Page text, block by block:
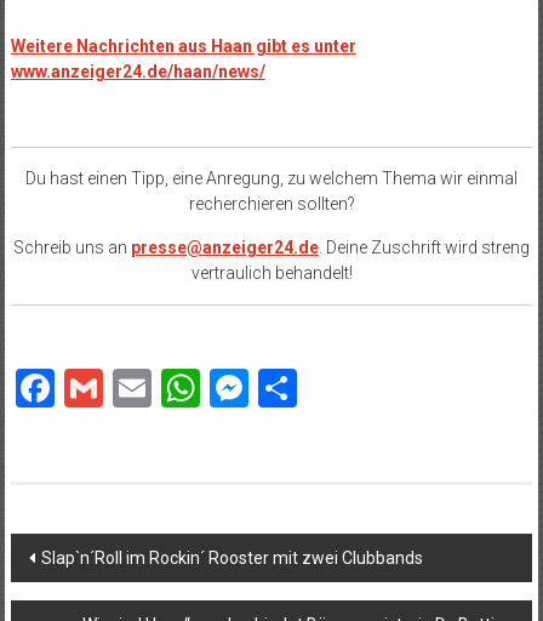
Weitere Nachrichten aus Haan gibt es unter
www.anzeiger24.de/haan/news/
Du hast einen Tipp, eine Anregung, zu welchem Thema wir einmal
recherchieren sollten?
Schreib uns an presse@anzeiger24.de. Deine Zuschrift wird streng
vertraulich behandelt!
Facebook
GmailEmailWhatsApp
Messenger
Beitragsnavigation
Slap`n´Roll im Rockin´ Rooster mit zwei Clubbands